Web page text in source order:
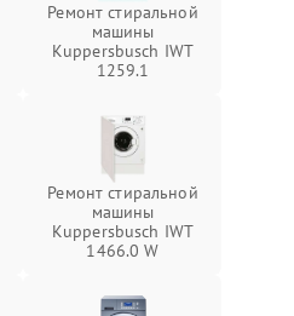
Ремонт стиральной
машины
Kuppersbusch IWT
1259.1
Ремонт стиральной
машины
Kuppersbusch IWT
1466.0 W